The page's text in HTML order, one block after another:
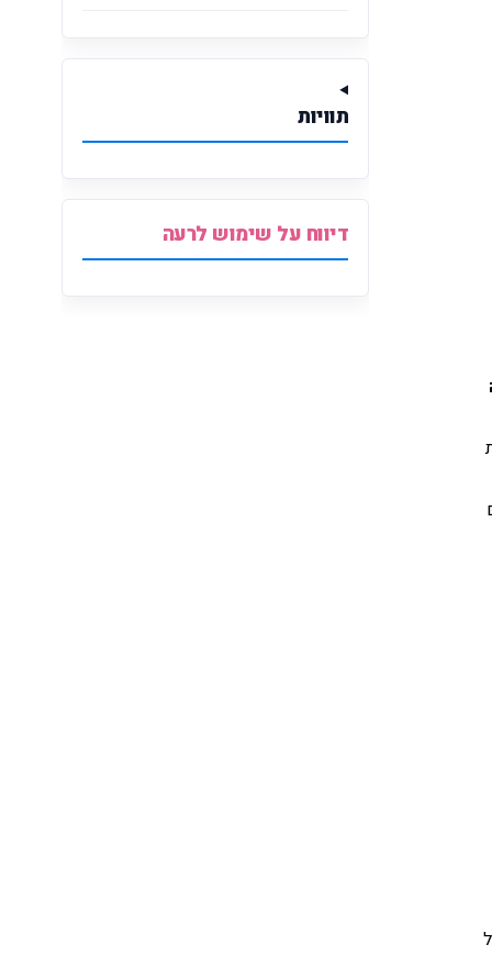
תאורה זוהרת ייחודית, וכן יוצבו במות מוזיקה ו-DJ's שילהיבו את הרצים והמעודדים ויתרמו לחוויה התוססת. בהתאם לאווירת
תוויות
דיווח על שימוש לרעה